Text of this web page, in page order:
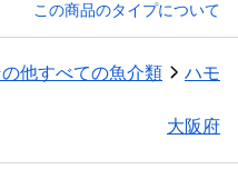
この商品のタイプについて
の他すべての魚介類 ハモ
大阪府